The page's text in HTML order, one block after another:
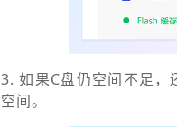
3. 如果C盘仍空间不足，
空间。